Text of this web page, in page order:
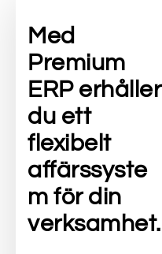
Med
Premium
ERP erhåller
du ett
flexibelt
affärssyste
m för din
verksamhet.